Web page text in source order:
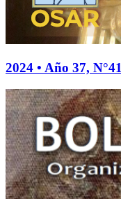
2024 • Año 37, N°41